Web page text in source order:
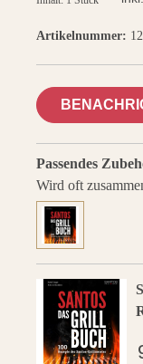
Artikelnummer:
Passendes
Wird oft